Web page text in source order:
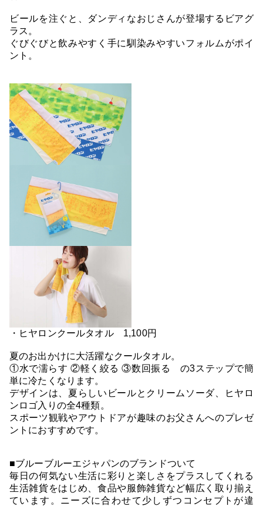
ビールを注ぐと、ダンディなおじさんが登場するビアグ
ラス。
ぐびぐびと飲みやすく手に馴染みやすいフォルムがポイ
ント。
・ヒヤロンクールタオル 1,100円
夏のお出かけに大活躍なクールタオル。
①水で濡らす ②軽く絞る ③数回振る の3ステップで簡
単に冷たくなります。
デザインは、夏らしいビールとクリームソーダ、ヒヤロ
ンロゴ入りの全4種類。
スポーツ観戦やアウトドアが趣味のお父さんへのプレゼ
ントにおすすめです。
■ブルーブルーエジャパンのブランドついて
毎日の何気ない生活に彩りと楽しさをプラスしてくれる
生活雑貨をはじめ、食品や服飾雑貨など幅広く取り揃え
ています。ニーズに合わせて少しずつコンセプトが違